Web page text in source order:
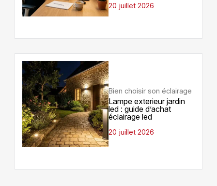
20 juillet 2026
Bien choisir son éclairage
Lampe exterieur jardin
led : guide d’achat
éclairage led
20 juillet 2026